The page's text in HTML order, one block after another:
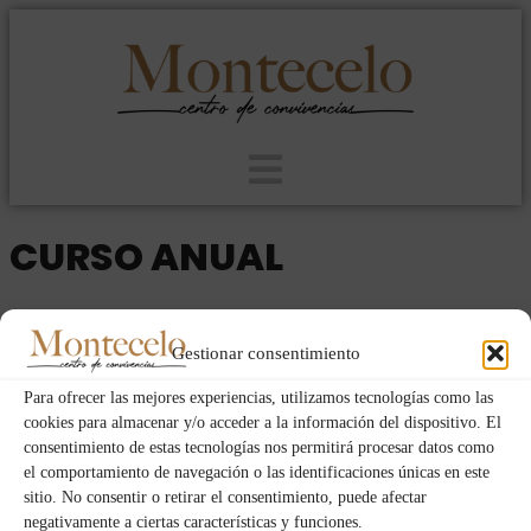
Gestionar consentimiento
Para ofrecer las mejores experiencias, utilizamos tecnologías como las
cookies para almacenar y/o acceder a la información del dispositivo. El
consentimiento de estas tecnologías nos permitirá procesar datos como
el comportamiento de navegación o las identificaciones únicas en este
sitio. No consentir o retirar el consentimiento, puede afectar
negativamente a ciertas características y funciones.
CURSO ANUAL
2020
JUE
30 26
MAY
Fechas y horas
30/04/202021:00 -26/05/202010:00 (GMT+02:00)